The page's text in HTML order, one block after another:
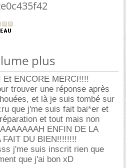
plus
Et ENCORE MERCI!!!!
trouver une réponse après
et là je suis tombé sur
que j'me suis fait bai*er et
et tout mais non
ENFIN DE LA
DU BIEN!!!!!!!!
j'me suis inscrit rien que
que j'ai bon xD